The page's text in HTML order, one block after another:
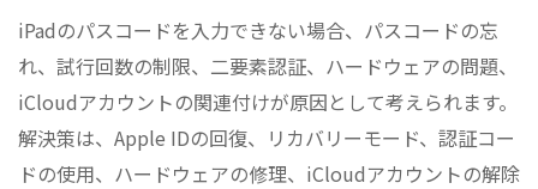
iPadのパスコードを入力できない場合、パスコードの忘
れ、試行回数の制限、二要素認証、ハードウェアの問題、
iCloudアカウントの関連付けが原因として考えられます。
解決策は、Apple IDの回復、リカバリーモード、認証コー
ドの使用、ハードウェアの修理、iCloudアカウントの解除